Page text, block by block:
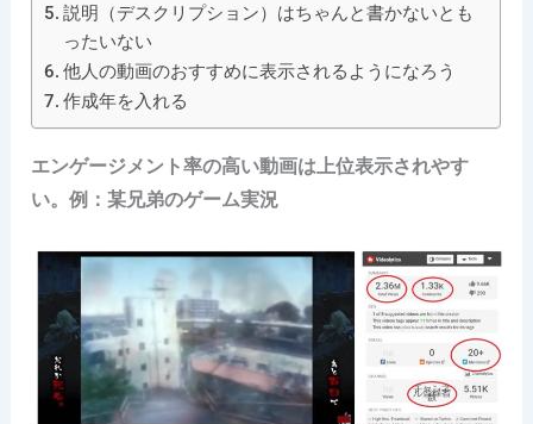
説明（デスクリプション）はちゃんと書かないとも
ったいない
他人の動画のおすすめに表示されるようになろう
作成年を入れる
エンゲージメント率の高い動画は上位表示されやす
い。例：某兄弟のゲーム実況